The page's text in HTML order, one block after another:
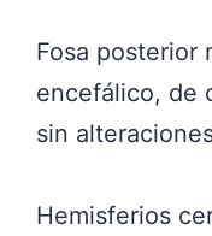
Fosa posterior
encefálico, de
sin
Hemisferios